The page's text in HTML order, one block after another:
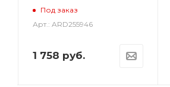
Под заказ
Арт.: ARD255946
1 758 руб.